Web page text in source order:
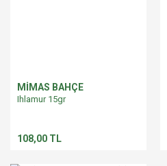
MİMAS BAHÇE
Ihlamur 15gr
108,00 TL